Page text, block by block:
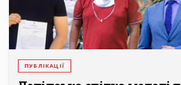
ПУБЛІКАЦІЇ